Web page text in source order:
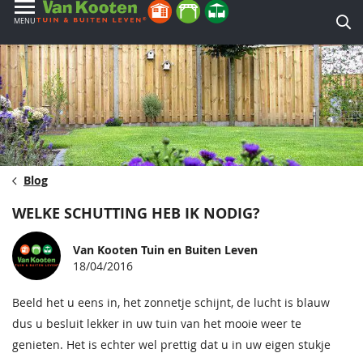
MENU
Blog
WELKE SCHUTTING HEB IK NODIG?
Van Kooten Tuin en Buiten Leven
18/04/2016
Beeld het u eens in, het zonnetje schijnt, de lucht is blauw
dus u besluit lekker in uw tuin van het mooie weer te
genieten. Het is echter wel prettig dat u in uw eigen stukje